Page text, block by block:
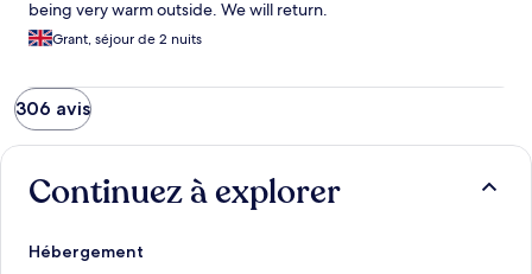
being very warm outside. We will return.
Grant, séjour de 2 nuits
306 avis
Continuez à explorer
Hébergement